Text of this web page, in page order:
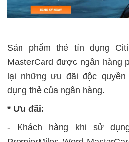
Sản phẩm thẻ tín dụng Citi
MasterCard được ngân hàng
lại những ưu đãi độc
dụng thẻ của ngân hàng.
* Ưu đãi:
- Khách hàng khi sử